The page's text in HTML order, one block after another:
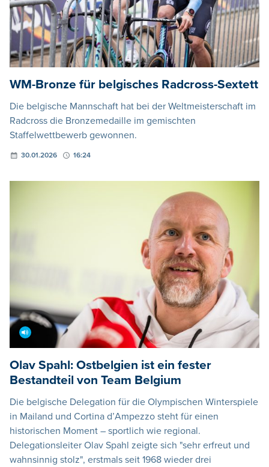
WM-Bronze für belgisches Radcross-Sextett
Die belgische Mannschaft hat bei der Weltmeisterschaft im
Radcross die Bronzemedaille im gemischten
Staffelwettbewerb gewonnen.
30.01.2026 16:24
Olav Spahl: Ostbelgien ist ein fester
Bestandteil von Team Belgium
Die belgische Delegation für die Olympischen Winterspiele
in Mailand und Cortina d’Ampezzo steht für einen
historischen Moment – sportlich wie regional.
Delegationsleiter Olav Spahl zeigte sich "sehr erfreut und
wahnsinnig stolz", erstmals seit 1968 wieder drei